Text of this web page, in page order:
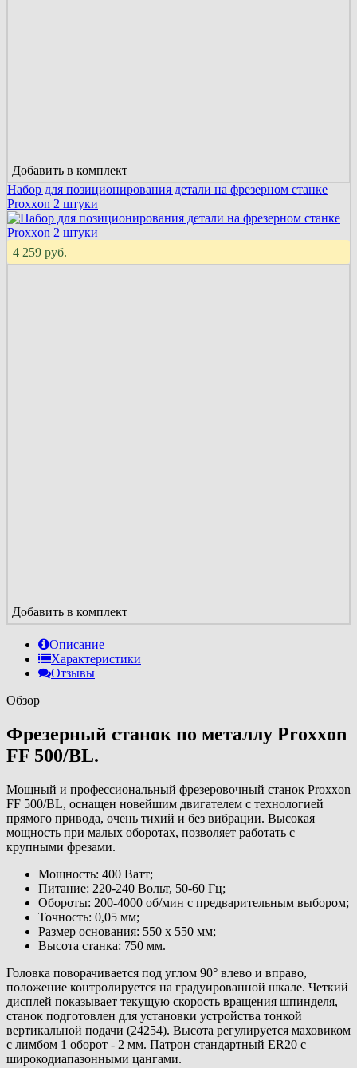
Добавить в комплект
Набор для позиционирования детали на фрезерном станке
Proxxon 2 штуки
4 259 руб.
Добавить в комплект
Описание
Характеристики
Отзывы
Обзор
Фрезерный станок по металлу Proxxon
FF 500/BL.
Мощный и профессиональный фрезеровочный станок Proxxon
FF 500/BL, оснащен новейшим двигателем с технологией
прямого привода, очень тихий и без вибрации. Высокая
мощность при малых оборотах, позволяет работать с
крупными фрезами.
Мощность: 400 Ватт;
Питание: 220-240 Вольт, 50-60 Гц;
Обороты: 200-4000 об/мин с предварительным выбором;
Точность: 0,05 мм;
Размер основания: 550 х 550 мм;
Высота станка: 750 мм.
Головка поворачивается под углом 90° влево и вправо,
положение контролируется на градуированной шкале. Четкий
дисплей показывает текущую скорость вращения шпинделя,
станок подготовлен для установки устройства тонкой
вертикальной подачи (24254). Высота регулируется маховиком
с лимбом 1 оборот - 2 мм. Патрон стандартный ER20 с
широкодиапазонными цангами.